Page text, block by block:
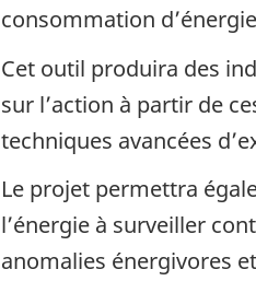
consommation
Cet outil produira des
sur l’action à partir de
techniques avancées
Le projet permettra
l’énergie à surveiller
anomalies énergivores